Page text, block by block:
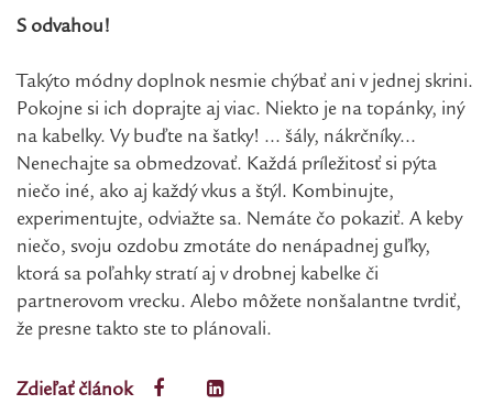
S odvahou!
Takýto módny doplnok nesmie chýbať ani v jednej skrini.
Pokojne si ich doprajte aj viac. Niekto je na topánky, iný
na kabelky. Vy buďte na šatky! … šály, nákrčníky...
Nenechajte sa obmedzovať. Každá príležitosť si pýta
niečo iné, ako aj každý vkus a štýl. Kombinujte,
experimentujte, odviažte sa. Nemáte čo pokaziť. A keby
niečo, svoju ozdobu zmotáte do nenápadnej guľky,
ktorá sa poľahky stratí aj v drobnej kabelke či
partnerovom vrecku. Alebo môžete nonšalantne tvrdiť,
že presne takto ste to plánovali.
Zdieľať článok